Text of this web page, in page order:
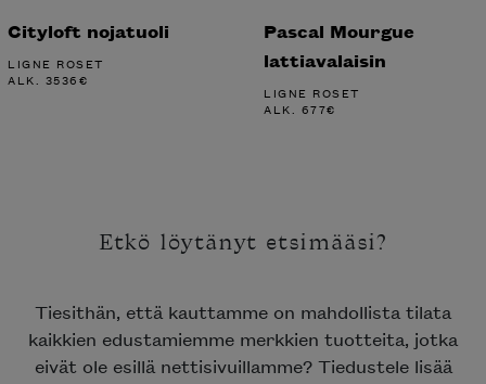
Cityloft nojatuoli
LIGNE ROSET
ALK. 3536€
Pascal Mourgue
lattiavalaisin
LIGNE ROSET
ALK. 677€
Etkö löytänyt etsimääsi?
Tiesithän, että kauttamme on mahdollista tilata
kaikkien edustamiemme merkkien tuotteita, jotka
eivät ole esillä nettisivuillamme? Tiedustele lisää